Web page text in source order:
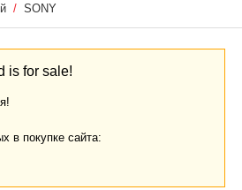
/ SONY
is for sale!
в покупке сайта: